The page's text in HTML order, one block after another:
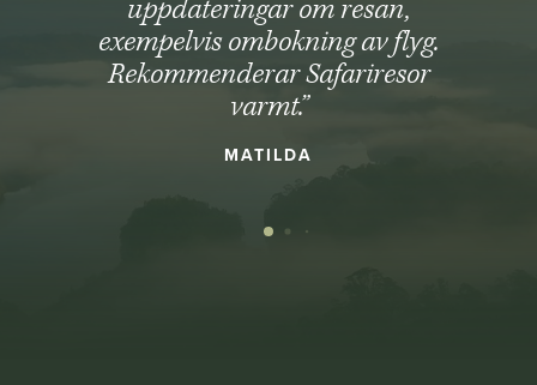
uppdateringar om resan,
exempelvis ombokning av flyg.
Rekommenderar Safariresor
varmt.”
MATILDA